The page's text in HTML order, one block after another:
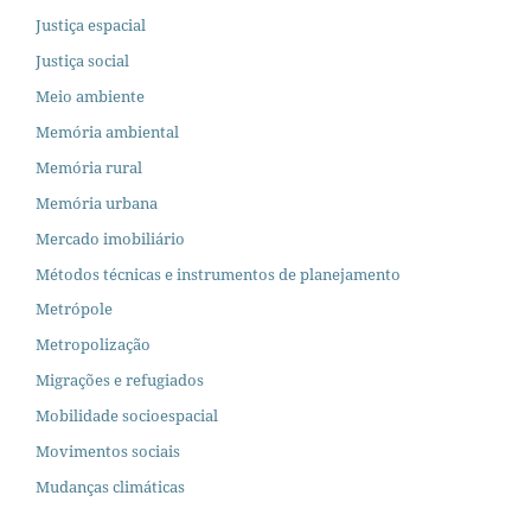
Justiça espacial
Justiça social
Meio ambiente
Memória ambiental
Memória rural
Memória urbana
Mercado imobiliário
Métodos técnicas e instrumentos de planejamento
Metrópole
Metropolização
Migrações e refugiados
Mobilidade socioespacial
Movimentos sociais
Mudanças climáticas